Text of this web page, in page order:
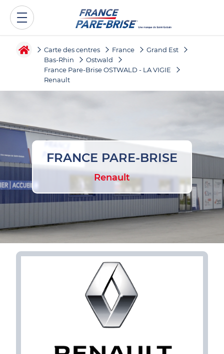
Carte des centres France
Grand Est
Bas-Rhin
Ostwald
France Pare-Brise OSTWALD - LA VIGIE
Renault
FRANCE PARE-BRISE
Renault